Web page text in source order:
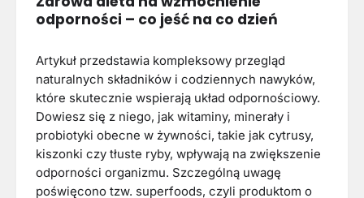
odporności – co jeść na co dzień
Artykuł przedstawia kompleksowy przegląd
naturalnych składników i codziennych nawyków,
które skutecznie wspierają układ odpornościowy.
Dowiesz się z niego, jak witaminy, minerały i
probiotyki obecne w żywności, takie jak cytrusy,
kiszonki czy tłuste ryby, wpływają na zwiększenie
odporności organizmu. Szczególną uwagę
poświęcono tzw. superfoods, czyli produktom o